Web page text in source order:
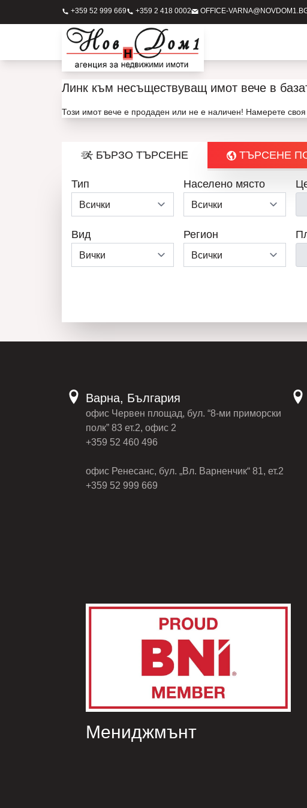
+359 52 999 669 +359 2 418 0002 OFFICE-
Линк към несъществуващ имот вече в
Този имот вече е продаден или не е наличен! Намерете
БЪРЗО ТЪРСЕНЕ ТЪРСЕНЕ
Тип Населено място
Вид Регион
Варна, България
офис Червен площад, бул. “8-ми приморски
полк” 83 ет.2, офис 2
+359 52 460 496
офис Ренесанс, бул. „Вл. Варненчик“ 81, ет.2
+359 52 999 669
Мениджмънт